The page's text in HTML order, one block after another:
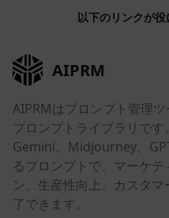
以下のリンクが役
AIPRM
AIPRMはプロンプト管理
プロンプトライブラリです
Gemini、Midjourney、
るプロンプトで、マーケ
ン、生産性向上、カスタ
了できます。